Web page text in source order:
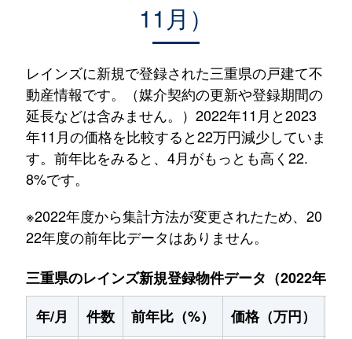
11月）
レインズに新規で登録された三重県の戸建て不
動産情報です。（媒介契約の更新や登録期間の
延長などは含みません。）2022年11月と2023
年11月の価格を比較すると22万円減少していま
す。前年比をみると、4月がもっとも高く22.
8%です。
※2022年度から集計方法が変更されたため、20
22年度の前年比データはありません。
三重県のレインズ新規登録物件データ（2022年11
年/月
件数 前年比（%） 価格（万円）